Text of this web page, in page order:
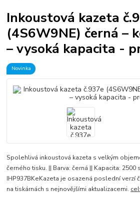
Inkoustová kazeta
(4S6W9NE) černá –
– vysoká kapacita -
Novinka
Spolehlivá inkoustová kazeta s velkým
černého tisku. || Barva: černá || Kapacita: 2500
IHP937BKeKazeta je osazená poslední verzí
na tiskárnách s nejnovějšími aktualizacemi.